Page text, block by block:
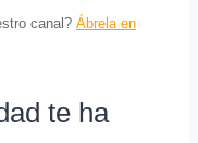
canal? Ábrela en
te ha